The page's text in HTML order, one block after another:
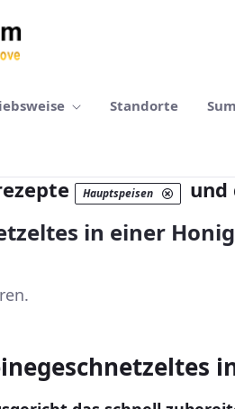
Standorte
Hauptspeisen und
in einer